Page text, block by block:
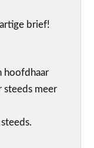
brief!
hoofdhaar
steeds meer